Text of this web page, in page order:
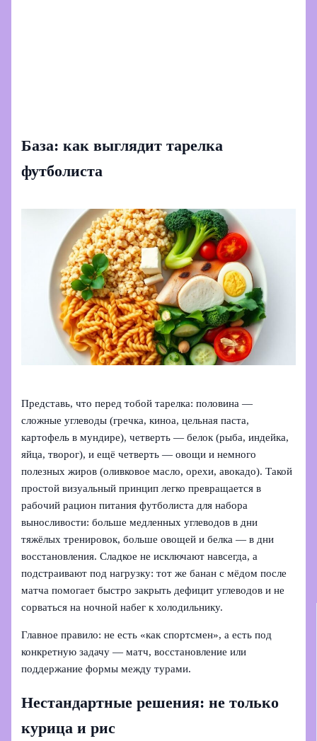
База: как выглядит тарелка
футболиста
Представь, что перед тобой тарелка: половина —
сложные углеводы (гречка, киноа, цельная паста,
картофель в мундире), четверть — белок (рыба, индейка,
яйца, творог), и ещё четверть — овощи и немного
полезных жиров (оливковое масло, орехи, авокадо). Такой
простой визуальный принцип легко превращается в
рабочий рацион питания футболиста для набора
выносливости: больше медленных углеводов в дни
тяжёлых тренировок, больше овощей и белка — в дни
восстановления. Сладкое не исключают навсегда, а
подстраивают под нагрузку: тот же банан с мёдом после
матча помогает быстро закрыть дефицит углеводов и не
сорваться на ночной набег к холодильнику.
Главное правило: не есть «как спортсмен», а есть под
конкретную задачу — матч, восстановление или
поддержание формы между турами.
Нестандартные решения: не только
курица и рис